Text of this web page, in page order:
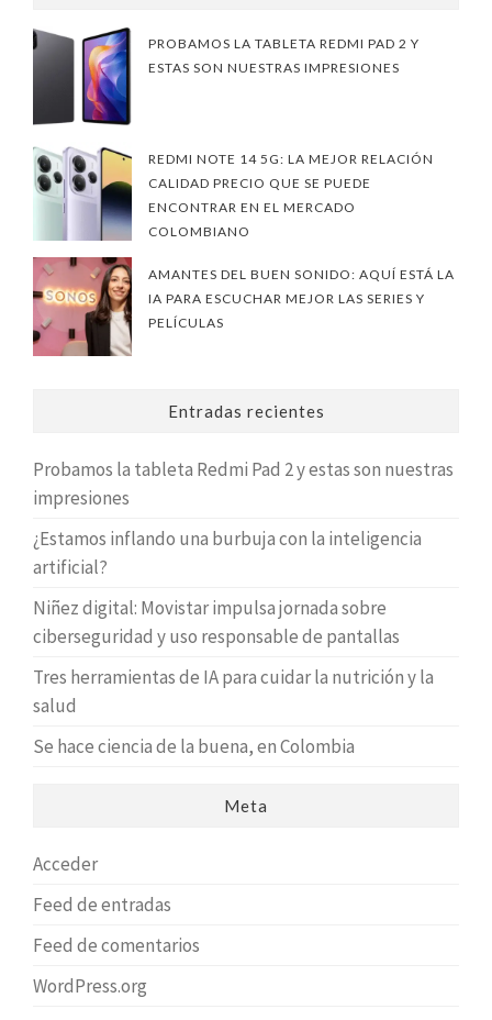
PROBAMOS LA TABLETA REDMI PAD 2 Y
ESTAS SON NUESTRAS IMPRESIONES
REDMI NOTE 14 5G: LA MEJOR RELACIÓN
CALIDAD PRECIO QUE SE PUEDE
ENCONTRAR EN EL MERCADO
COLOMBIANO
AMANTES DEL BUEN SONIDO: AQUÍ ESTÁ LA
IA PARA ESCUCHAR MEJOR LAS SERIES Y
PELÍCULAS
Entradas recientes
Probamos la tableta Redmi Pad 2 y estas son nuestras
impresiones
¿Estamos inflando una burbuja con la inteligencia
artificial?
Niñez digital: Movistar impulsa jornada sobre
ciberseguridad y uso responsable de pantallas
Tres herramientas de IA para cuidar la nutrición y la
salud
Se hace ciencia de la buena, en Colombia
Meta
Acceder
Feed de entradas
Feed de comentarios
WordPress.org